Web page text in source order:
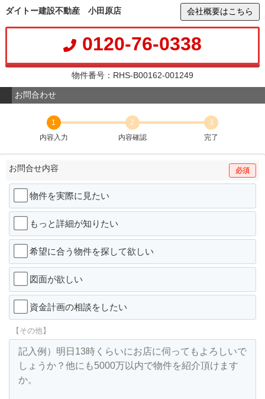
ダイトー建設不動産 小田原店 会社概要はこちら
0120-76-0338
物件番号：RHS-B00162-001249
お問合わせ
1
内容入力
2
内容確認
3
完了
お問合せ内容 必須
物件を実際に見たい
もっと詳細が知りたい
希望に合う物件を探して欲しい
図面が欲しい
資金計画の相談をしたい
【その他】